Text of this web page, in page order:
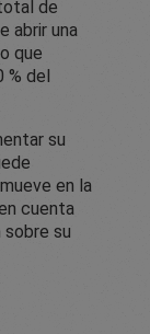
de
abrir una
que
% del
su
en la
cuenta
sobre su